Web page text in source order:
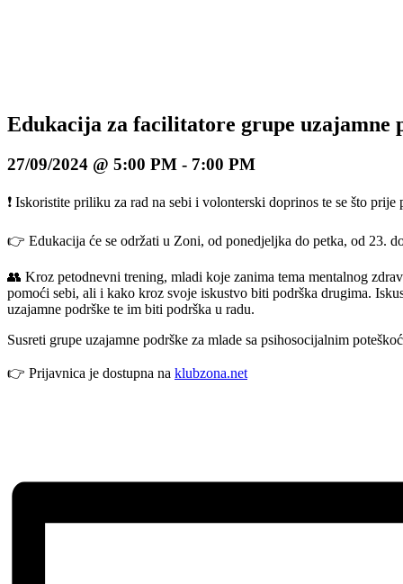
Edukacija za facilitatore grupe uzajamne
27/09/2024 @ 5:00 PM - 7:00 PM
❗️ Iskoristite priliku za rad na sebi i volonterski doprinos te se što
👉 Edukacija će se održati u Zoni, od ponedjeljka do petka, od 23.
👥 Kroz petodnevni trening, mladi koje zanima tema mentalnog
pomoći sebi, ali i kako kroz svoje iskustvo biti podrška drugima.
uzajamne podrške te im biti podrška u radu.
Susreti grupe uzajamne podrške za mlade sa psihosocijalnim
👉 Prijavnica je dostupna na klubzona.net